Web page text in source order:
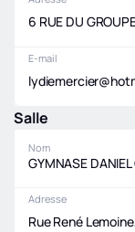
E-mail
Salle
Nom
GYMNASE
Adresse
Rue René